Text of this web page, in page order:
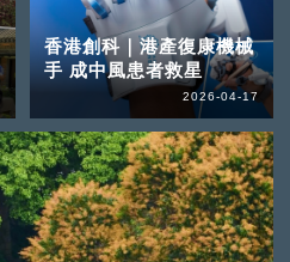
香港創科｜港產復康機械
手 成中風患者救星
2026-04-17